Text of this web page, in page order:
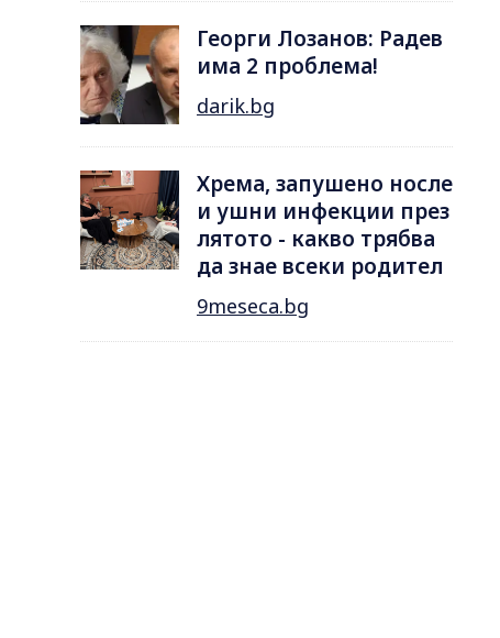
Георги Лозанов: Радев
има 2 проблема!
darik.bg
Хрема, запушено носле
и ушни инфекции през
лятотo - какво трябва
да знае всеки родител
9meseca.bg